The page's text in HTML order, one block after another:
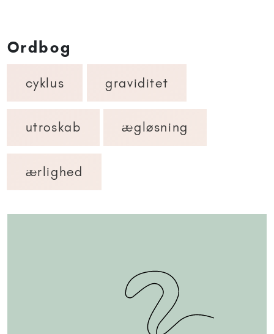
Ordbog
cyklus graviditet
utroskab ægløsning
ærlighed